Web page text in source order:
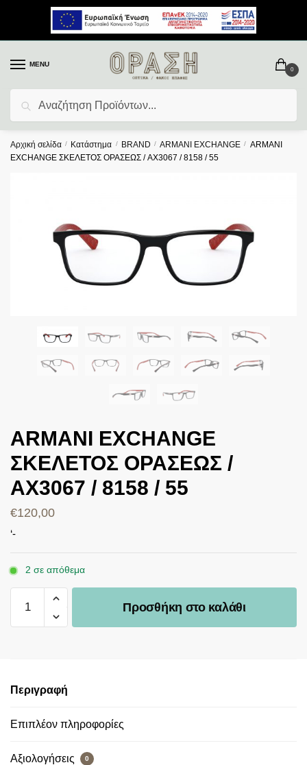
MENU
Αναζήτηση
0
Αρχική σελίδα / Κατάστημα / BRAND / ARMANI EXCHANGE / ARMANI
EXCHANGE ΣΚΕΛΕΤΟΣ ΟΡΑΣΕΩΣ / AX3067 / 8158 / 55
ARMANI EXCHANGE
ΣΚΕΛΕΤΟΣ ΟΡΑΣΕΩΣ /
AX3067 / 8158 / 55
€120,00
‘-
2 σε απόθεμα
Προσθήκη στο καλάθι
Περιγραφή
Επιπλέον πληροφορίες
Αξιολογήσεις 0